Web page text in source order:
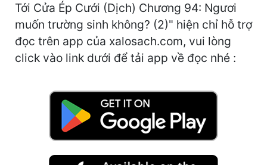
Du Hí
Dị Giới
Tới Cửa Ép Cưới (Dịch) Chương 94: Ngươi
muốn trường sinh không? (2)" hiện chỉ hỗ trợ
đọc trên app của xalosach.com, vui lòng
click vào link dưới để tải app về đọc nhé :